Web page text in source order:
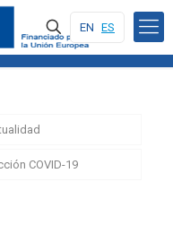
EN ES
COVID-19